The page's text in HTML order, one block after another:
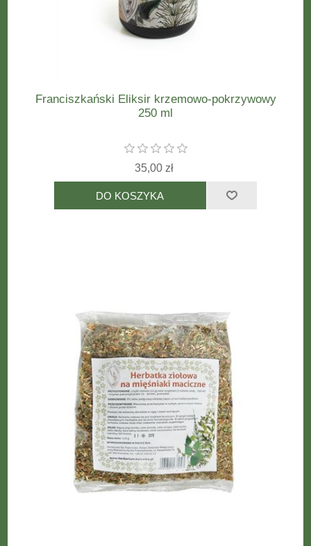
Franciszkański Eliksir krzemowo-pokrzywowy
250 ml
35,00 zł